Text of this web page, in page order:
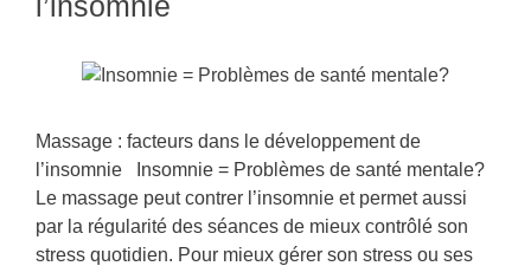
Massage : facteurs dans le développement de
l’insomnie Insomnie = Problèmes de santé mentale?
Le massage peut contrer l’insomnie et permet aussi
par la régularité des séances de mieux contrôlé son
stress quotidien. Pour mieux gérer son stress ou ses